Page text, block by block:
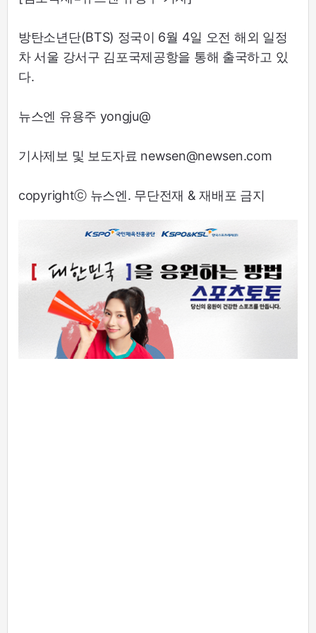
방탄소년단(BTS) 정국이 6월 4일 오전 해외 일정
차 서울 강서구 김포국제공항을 통해 출국하고 있
다.
뉴스엔 유용주 yongju@
기사제보 및 보도자료 newsen@newsen.com
copyrightⓒ 뉴스엔. 무단전재 & 재배포 금지